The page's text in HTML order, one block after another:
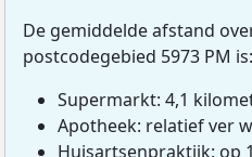
De gemiddelde afstand
postcodegebied 5973 PM is:
Supermarkt: 4,1
Apotheek: relatief ver
Huisartsenpraktijk: op